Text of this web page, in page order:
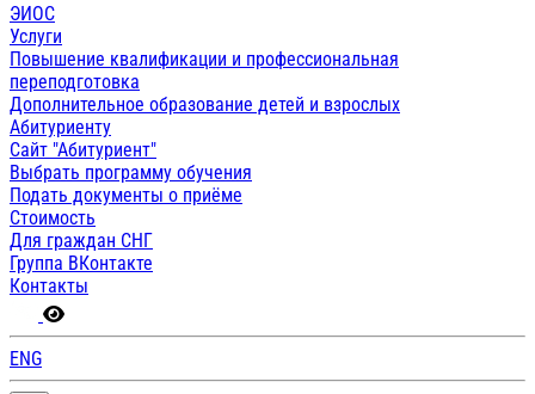
ЭИОС
Услуги
Повышение квалификации и профессиональная
переподготовка
Дополнительное образование детей и взрослых
Абитуриенту
Сайт "Абитуриент"
Выбрать программу обучения
Подать документы о приёме
Стоимость
Для граждан СНГ
Группа ВКонтакте
Контакты
ENG